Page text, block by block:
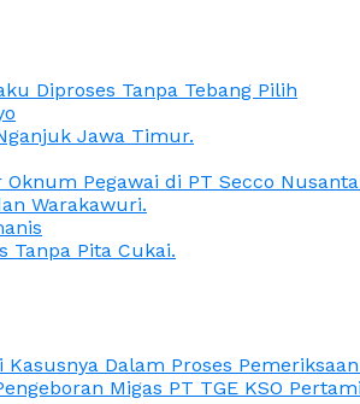
Diproses Tanpa Tebang Pilih
Jawa Timur.
Pegawai di PT Secco
Warakawuri.
Tanpa Pita Cukai.
Dalam Proses
Migas PT TGE KSO